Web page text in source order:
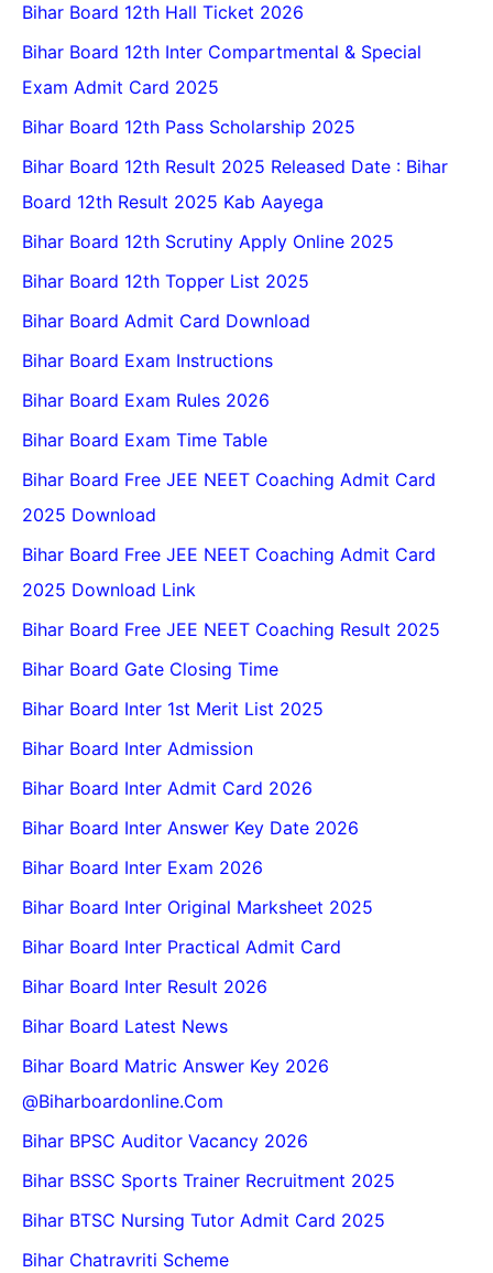
Bihar Board 12th Hall Ticket 2026
Bihar Board 12th Inter Compartmental & Special
Exam Admit Card 2025
Bihar Board 12th Pass Scholarship 2025
Bihar Board 12th Result 2025 Released Date : Bihar
Board 12th Result 2025 Kab Aayega
Bihar Board 12th Scrutiny Apply Online 2025
Bihar Board 12th Topper List 2025
Bihar Board Admit Card Download
Bihar Board Exam Instructions
Bihar Board Exam Rules 2026
Bihar Board Exam Time Table
Bihar Board Free JEE NEET Coaching Admit Card
2025 Download
Bihar Board Free JEE NEET Coaching Admit Card
2025 Download Link
Bihar Board Free JEE NEET Coaching Result 2025
Bihar Board Gate Closing Time
Bihar Board Inter 1st Merit List 2025
Bihar Board Inter Admission
Bihar Board Inter Admit Card 2026
Bihar Board Inter Answer Key Date 2026
Bihar Board Inter Exam 2026
Bihar Board Inter Original Marksheet 2025
Bihar Board Inter Practical Admit Card
Bihar Board Inter Result 2026
Bihar Board Latest News
Bihar Board Matric Answer Key 2026
@biharboardonline.com
Bihar BPSC Auditor Vacancy 2026
Bihar BSSC Sports Trainer Recruitment 2025
Bihar BTSC Nursing Tutor Admit Card 2025
Bihar Chatravriti Scheme